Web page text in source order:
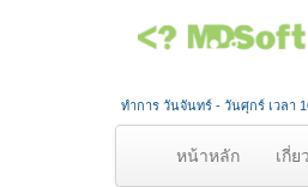
ทำการ วันจันทร์ - วันศุกร์ เวลา
หน้าหลัก(
เกี่ย